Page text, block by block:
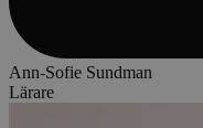
Ann-Sofie Sundman
Lärare